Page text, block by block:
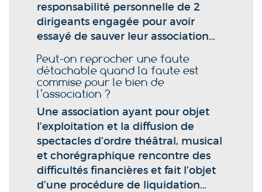
responsabilité personnelle de 2
dirigeants engagée pour avoir
essayé de sauver leur association…
Peut-on reprocher une faute
détachable quand la faute est
commise pour le bien de
l’association ?
Une association ayant pour objet
l’exploitation et la diffusion de
spectacles d’ordre théâtral, musical
et chorégraphique rencontre des
difficultés financières et fait l’objet
d’une procédure de liquidation…